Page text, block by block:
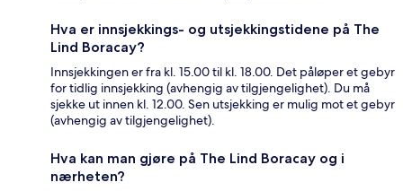
Hva er innsjekkings- og utsjekkingstidene på The
Lind Boracay?
Innsjekkingen er fra kl. 15.00 til kl. 18.00. Det påløper et gebyr
for tidlig innsjekking (avhengig av tilgjengelighet). Du må
sjekke ut innen kl. 12.00. Sen utsjekking er mulig mot et gebyr
(avhengig av tilgjengelighet).
Hva kan man gjøre på The Lind Boracay og i
nærheten?